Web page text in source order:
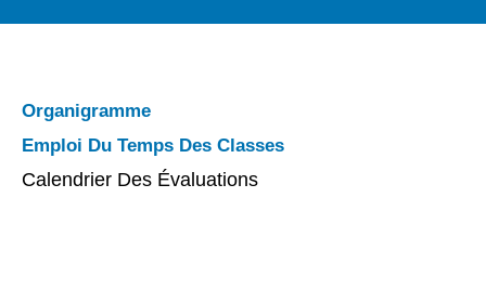
Organigramme
Emploi Du Temps Des Classes
Calendrier Des Évaluations